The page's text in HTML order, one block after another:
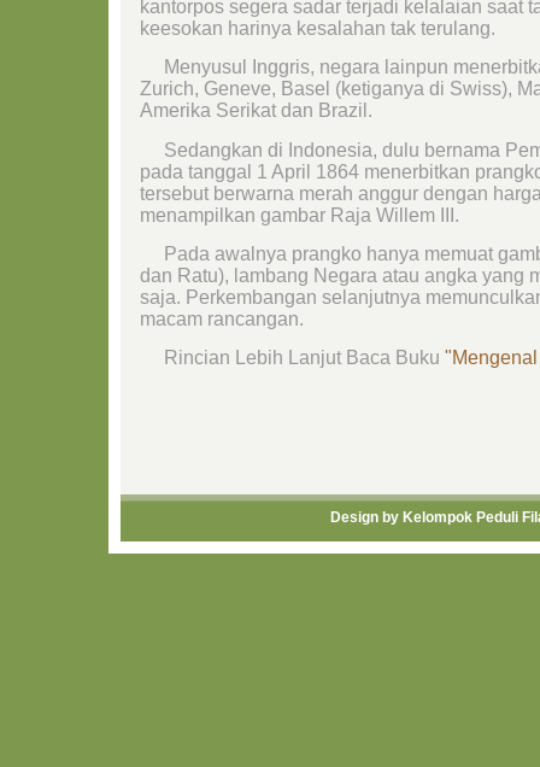
kantorpos segera sadar terjadi kelalaian saat
keesokan harinya kesalahan tak terulang.
Menyusul Inggris, negara lainpun
Zurich, Geneve, Basel (ketiganya di Swiss),
Amerika Serikat dan Brazil.
Sedangkan di Indonesia, dulu bernama
pada tanggal 1 April 1864 menerbitkan
tersebut berwarna merah anggur dengan
menampilkan gambar Raja Willem III.
Pada awalnya prangko hanya memuat
dan Ratu), lambang Negara atau angka yang
saja. Perkembangan selanjutnya
macam rancangan.
Rincian Lebih Lanjut Baca Buku
Design by Kelompok Peduli